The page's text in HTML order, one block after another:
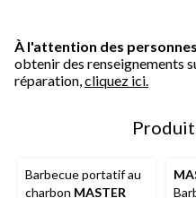
À l'attention des
obtenir des renseignements
réparation, cliquez ici.
Barbecue portatif au
charbon MASTER